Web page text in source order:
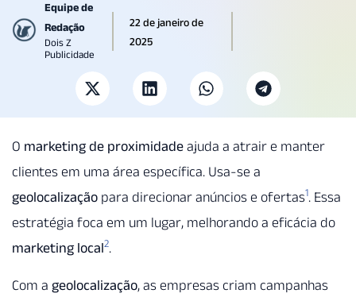
Equipe de
Redação
Dois Z
Publicidade
22 de janeiro de
2025
O marketing de proximidade ajuda a atrair e manter
clientes em uma área específica. Usa-se a
geolocalização para direcionar anúncios e ofertas1. Essa
estratégia foca em um lugar, melhorando a eficácia do
marketing local2.
Com a geolocalização, as empresas criam campanhas